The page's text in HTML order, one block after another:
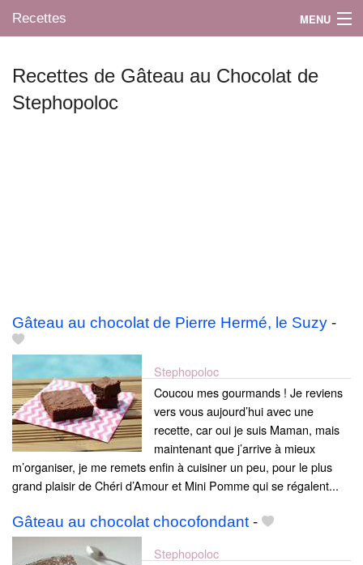
Recettes MENU
Mes blogs préférés
Recettes de Gâteau au Chocolat de
Stephopoloc
Gâteau au chocolat de Pierre Hermé, le Suzy -
Stephopoloc
Coucou mes gourmands ! Je reviens
vers vous aujourd’hui avec une
recette, car oui je suis Maman, mais
maintenant que j’arrive à mieux
m’organiser, je me remets enfin à cuisiner un peu, pour le plus
grand plaisir de Chéri d’Amour et Mini Pomme qui se régalent...
Gâteau au chocolat chocofondant-
Stephopoloc